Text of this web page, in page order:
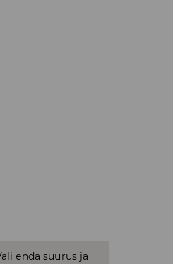
enda suurus ja